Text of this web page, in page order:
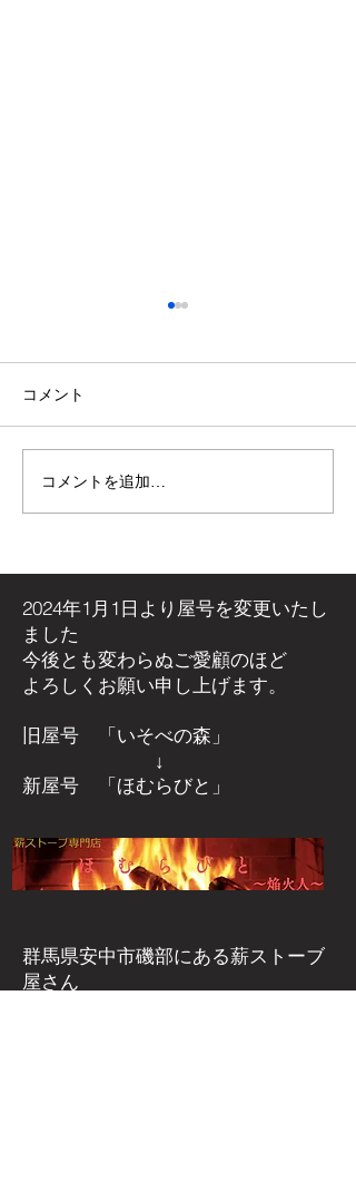
【施工事例】木の温もり
溢れる新築住宅に「メト
コメント
コメントを追加…
2024年1月1日より屋号を変更いたし
ました
今後とも変わらぬご愛顧のほど
よろしくお願い申し上げます。
旧屋号 「いそべの森」
↓
新屋号 「ほむらびと」
群馬県安中市磯部にある薪ストーブ
屋さん